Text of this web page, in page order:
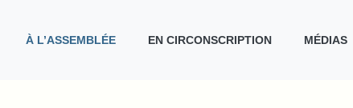
À L’ASSEMBLÉE EN CIRCONSCRIPTION MÉDIAS